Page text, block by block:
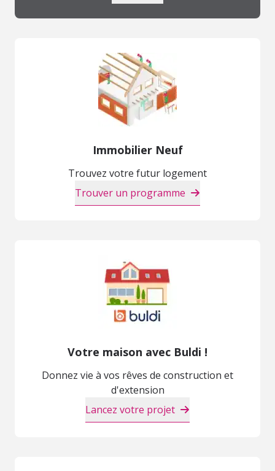
Immobilier Neuf
Trouvez votre futur logement
Trouver un programme
Votre maison avec Buldi !
Donnez vie à vos rêves de construction et
d'extension
Lancez votre projet